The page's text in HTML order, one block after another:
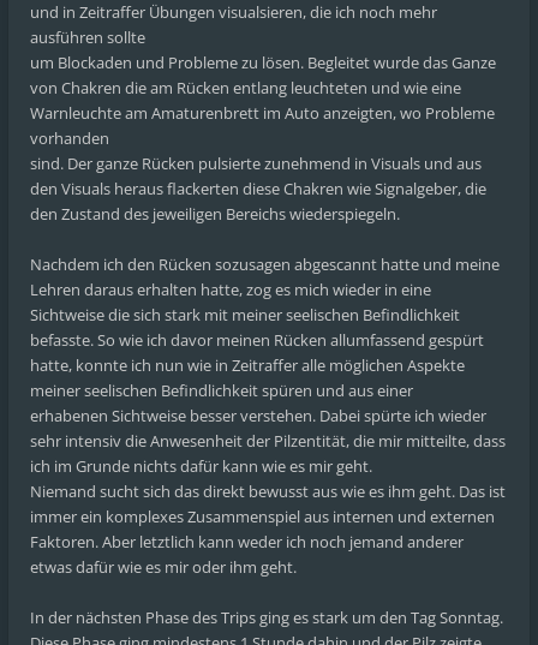
und in Zeitraffer Übungen visualsieren, die ich noch mehr
ausführen sollte
um Blockaden und Probleme zu lösen. Begleitet wurde das Ganze
von Chakren die am Rücken entlang leuchteten und wie eine
Warnleuchte am Amaturenbrett im Auto anzeigten, wo Probleme
vorhanden
sind. Der ganze Rücken pulsierte zunehmend in Visuals und aus
den Visuals heraus flackerten diese Chakren wie Signalgeber, die
den Zustand des jeweiligen Bereichs wiederspiegeln.
Nachdem ich den Rücken sozusagen abgescannt hatte und meine
Lehren daraus erhalten hatte, zog es mich wieder in eine
Sichtweise die sich stark mit meiner seelischen Befindlichkeit
befasste. So wie ich davor meinen Rücken allumfassend gespürt
hatte, konnte ich nun wie in Zeitraffer alle möglichen Aspekte
meiner seelischen Befindlichkeit spüren und aus einer
erhabenen Sichtweise besser verstehen. Dabei spürte ich wieder
sehr intensiv die Anwesenheit der Pilzentität, die mir mitteilte, dass
ich im Grunde nichts dafür kann wie es mir geht.
Niemand sucht sich das direkt bewusst aus wie es ihm geht. Das ist
immer ein komplexes Zusammenspiel aus internen und externen
Faktoren. Aber letztlich kann weder ich noch jemand anderer
etwas dafür wie es mir oder ihm geht.
In der nächsten Phase des Trips ging es stark um den Tag Sonntag.